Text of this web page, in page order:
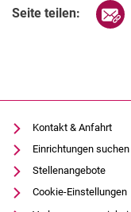
Seite teilen:
Kontakt & Anfahrt
Einrichtungen suchen
Stellenangebote
Cookie-Einstellungen